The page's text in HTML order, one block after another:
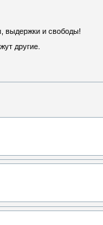
выдержки и свободы!
другие.